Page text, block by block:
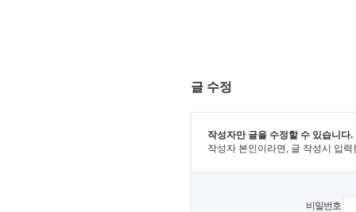
글 수정
작성자만 글을 수정할 수 있습니다.
작성자 본인이라면, 글 작성시 입
비밀번호